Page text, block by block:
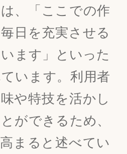
、「ここでの作
日を充実させる
ます」といった
います。利用者
や特技を活かし
ができるため、
まると述べてい